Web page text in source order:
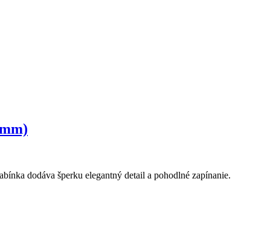
dodáva šperku elegantný detail a pohodlné zapínanie.